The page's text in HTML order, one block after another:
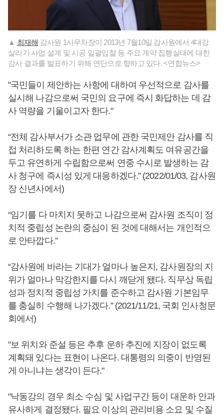
▲ 최재해 감사원 1사무차장이 2013년 7월10일 감사원에서 4대강
살리기 사업 설계 및 시공 일괄입찰 등 주요 계약 집행실태에 대한
감사 결과를 발표하기 위해 연단으로 향하고 있다. <연합뉴스>
"국민들이 제안하는 사항에 대하여 우선적으로 감사를
실시해 나감으로써 국민의 요구에 즉시 화답하는 데 감
사 역량을 기울이고자 한다."
“전체 감사부서가 소관 업무에 관한 국민제안 감사를 직
접 처리하도록 하는 한편 연간 감사계획도 여유공간을
두고 유연하게 수립함으로써 연중 수시로 발생하는 감
사 청구에 즉시성 있게 대응하겠다.” (2022/01/03, 감사원
장 신년사에서)
“임기를 다 마치지 못하고 나감으로써 감사원 조직이 정
치적 중립성 논란의 중심이 된 것에 대해서는 개인적으
로 안타깝다.”
“감사원에 바라는 기대가 얼마나 높은지, 감사원장의 지
위가 얼마나 막강한지를 다시 깨닫게 됐다. 직무상 독립
성과 정치적 중립성 가치를 준수하고 감사원 기본임무
를 충실히 수행해 나가겠다.” (2021/11/21, 국회 인사청문
회에서)
"보 위치와 준설 등은 추후 운하 추진에 지장이 없도록
계획돼 있다는 표현이 나온다. 대통령의 의중이 반영된
게 아니냐는 생각이 든다."
"낙동강의 경우 최소 수심 및 사업구간 등이 대운하 안과
유사하게 결정됐다. 필요 이상의 관리비용 소요 및 수질